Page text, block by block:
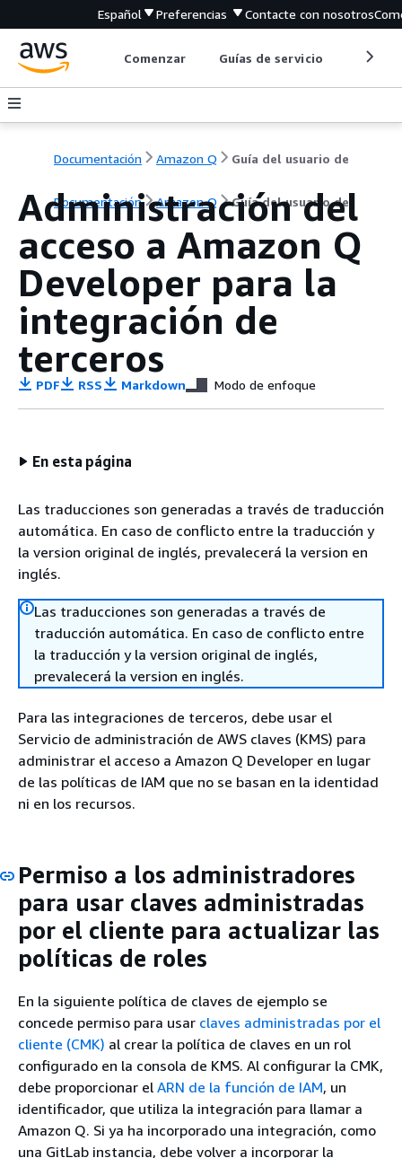
Español Preferencias Contacte con nosotros
Comenzar Guías de servicio
Documentación Amazon Q Guía del usuario de
Documentación Amazon Q Guía del usuario de
Administración del
acceso a Amazon Q
Developer para la
integración de
terceros
PDF RSS Markdown Modo de enfoque
En esta página
Las traducciones son generadas a través de traducción
automática. En caso de conflicto entre la traducción y
la version original de inglés, prevalecerá la version en
inglés.
Las traducciones son generadas a través de
traducción automática. En caso de conflicto entre
la traducción y la version original de inglés,
prevalecerá la version en inglés.
Para las integraciones de terceros, debe usar el
Servicio de administración de AWS claves (KMS) para
administrar el acceso a Amazon Q Developer en lugar
de las políticas de IAM que no se basan en la identidad
ni en los recursos.
Permiso a los administradores
para usar claves administradas
por el cliente para actualizar las
políticas de roles
En la siguiente política de claves de ejemplo se
concede permiso para usar claves administradas por el
cliente (CMK) al crear la política de claves en un rol
configurado en la consola de KMS. Al configurar la CMK,
debe proporcionar el ARN de la función de IAM, un
identificador, que utiliza la integración para llamar a
Amazon Q. Si ya ha incorporado una integración, como
una GitLab instancia, debe volver a incorporar la